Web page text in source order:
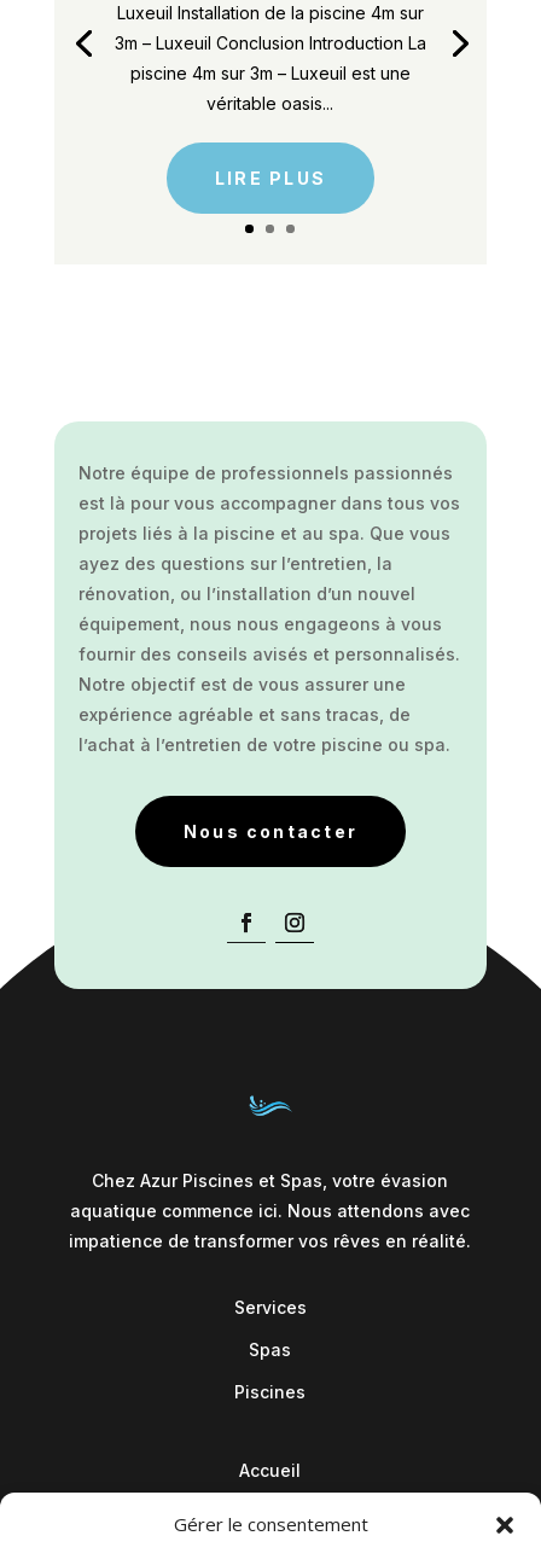
Gérer le consentement
Luxeuil Installation de la piscine 4m sur
3m – Luxeuil Conclusion Introduction La
piscine 4m sur 3m – Luxeuil est une
véritable oasis...
LIRE PLUS
Notre équipe de professionnels passionnés
est là pour vous accompagner dans tous vos
projets liés à la piscine et au spa. Que vous
ayez des questions sur l’entretien, la
rénovation, ou l’installation d’un nouvel
équipement, nous nous engageons à vous
fournir des conseils avisés et personnalisés.
Notre objectif est de vous assurer une
expérience agréable et sans tracas, de
l’achat à l’entretien de votre piscine ou spa.
Nous contacter
Chez Azur Piscines et Spas, votre évasion
aquatique commence ici. Nous attendons avec
impatience de transformer vos rêves en réalité.
Services
Spas
Piscines
Accueil